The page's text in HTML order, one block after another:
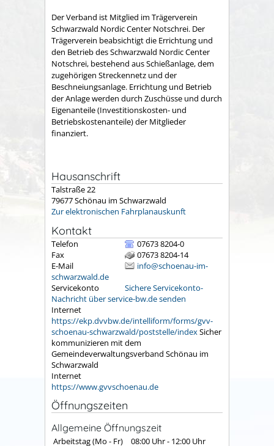
Der Verband ist Mitglied im Trägerverein
Schwarzwald Nordic Center Notschrei. Der
Trägerverein beabsichtigt die Errichtung und
den Betrieb des Schwarzwald Nordic Center
Notschrei, bestehend aus Schießanlage, dem
zugehörigen Streckennetz und der
Beschneiungsanlage. Errichtung und Betrieb
der Anlage werden durch Zuschüsse und durch
Eigenanteile (Investitionskosten- und
Betriebskostenanteile) der Mitglieder
finanziert.
Hausanschrift
Talstraße 22
79677Schönau im Schwarzwald
Zur elektronischen Fahrplanauskunft
Kontakt
Telefon
07673 8204-0
Fax
07673 8204-14
E-Mail
info@schoenau-im-
schwarzwald.de
Servicekonto
Sichere Servicekonto-
Nachricht über service-bw.de senden
Internet
https://ekp.dvvbw.de/intelliform/forms/gvv-
schoenau-schwarzwald/poststelle/indexSicher
kommunizieren mit dem
Gemeindeverwaltungsverband Schönau im
Schwarzwald
Internet
https://www.gvvschoenau.de
Öffnungszeiten
Allgemeine Öffnungszeit
Arbeitstag (Mo - Fr) 08:00 Uhr- 12:00 Uhr